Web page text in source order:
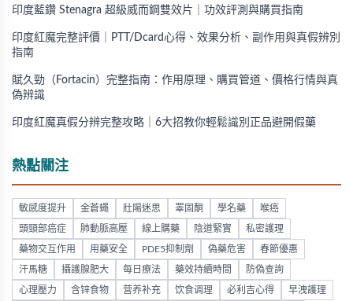
印度藍鑽 Stenagra 超級威而鋼雙效片｜功效評測與購買指南
印度紅魔完整評價｜PTT/Dcard心得、效果分析、副作用與真假辨別
指南
賦久勁（Fortacin）完整指南：作用原理、購買管道、價格行情與真
偽辨識
印度紅魔真假分辨完整攻略｜6大招教你輕鬆識別正品避開假藥
熱點關注
敏感度提升 金蒼蠅 壯陽迷思 睪固酮 學名藥 喉癌
頭頸部癌症 肺動脈高壓 線上購藥 陰道緊實 私密護理
藥物交互作用 用藥安全 PDE5抑制劑 偽藥危害 春節優惠
汗馬糖 攝護腺肥大 每日療法 藥效持續時間 防偽查詢
心理壓力 含锌食物 营养补充 饮食调理 必利吉心得 早洩護理